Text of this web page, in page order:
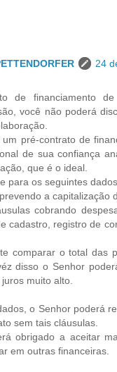
24
de financiamento
você não poderá
pré-contrato de
de sua confiança
que é o ideal.
para os seguintes
a capitalização
cobrando
cadastro, registro de
comparar o total das
disso o Senhor
muito alto.
o Senhor poderá
sem tais cláusulas.
obrigado a aceitar
em outras financeiras.